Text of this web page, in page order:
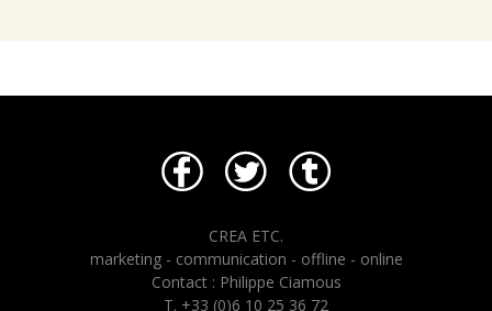
CREA ETC.
marketing - communication - offline - online
Contact : Philippe Ciamous
T. +33 (0)6 10 25 36 72